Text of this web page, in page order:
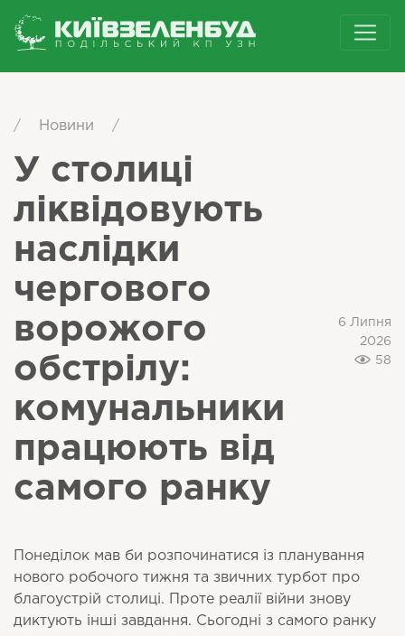
/ Новини /
У столиці
ліквідовують
наслідки
чергового
ворожого
обстрілу:
комунальники
працюють від
самого ранку
6 Липня
2026
58
Понеділок мав би розпочинатися із планування
нового робочого тижня та звичних турбот про
благоустрій столиці. Проте реалії війни знову
диктують інші завдання. Сьогодні з самого ранку